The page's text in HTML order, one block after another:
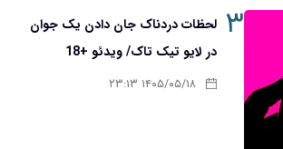
۳ لحظات دردناک جان دادن یک جوان
در لایو تیک تاک/ ویدئو +18
۱۴۰۵/۰۵/۱۸ ۲۳:۱۳